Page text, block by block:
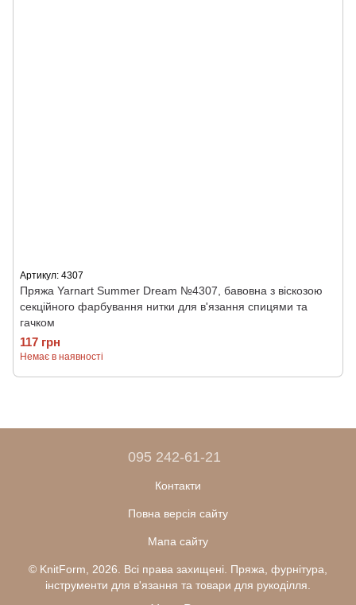
Артикул: 4307
Пряжа Yarnart Summer Dream №4307, бавовна з віскозою
секційного фарбування нитки для в'язання спицями та
гачком
117 грн
Немає в наявності
095 242-61-21
Контакти
Повна версія сайту
Мапа сайту
© KnitForm, 2026. Всі права захищені. Пряжа, фурнітура,
інструменти для в'язання та товари для рукоділля.